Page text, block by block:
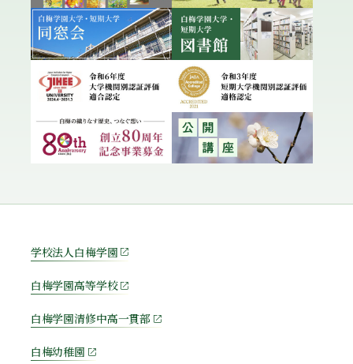
学校法人白梅学園
白梅学園高等学校
白梅学園清修中高一貫部
白梅幼稚園